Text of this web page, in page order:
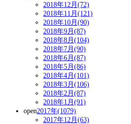
2018年12月(72)
2018年11月(121)
2018年10月(90)
2018年9月(87)
2018年8月(104)
2018年7月(90)
2018年6月(87)
2018年5月(86)
2018年4月(101)
2018年3月(106)
2018年2月(87)
2018年1月(91)
open2017年(1079)
2017年12月(63)